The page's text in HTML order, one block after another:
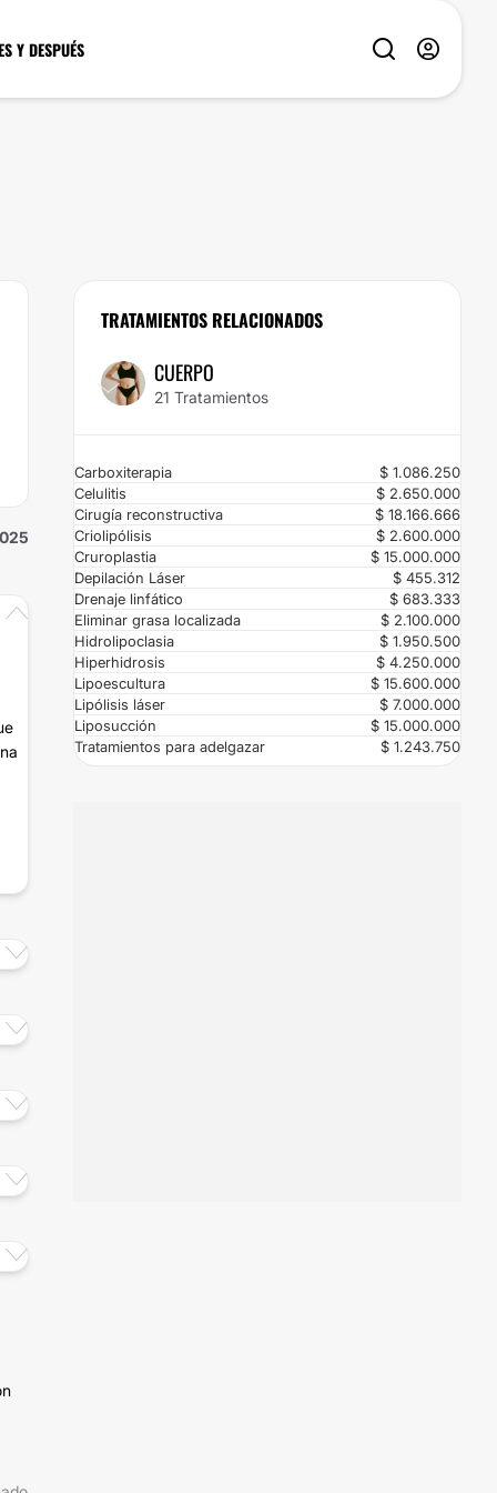
Y DESPUÉS
TRATAMIENTOS RELACIONADOS
CUERPO
21 Tratamientos
Carboxiterapia
$ 1.086.250
Celulitis
$ 2.650.000
Cirugía reconstructiva
$ 18.166.666
Criolipólisis
$ 2.600.000
Cruroplastia
$ 15.000.000
Depilación Láser
$ 455.312
Drenaje linfático
$ 683.333
Eliminar grasa localizada
$ 2.100.000
Hidrolipoclasia
$ 1.950.500
Hiperhidrosis
$ 4.250.000
Lipoescultura
$ 15.600.000
Lipólisis láser
$ 7.000.000
Liposucción
$ 15.000.000
Tratamientos para adelgazar
$ 1.243.750